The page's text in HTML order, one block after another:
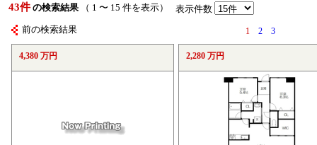
43件 の検索結果 （ 1 〜 15 件を表示） 表示件数
前の検索結果 1 2 3
4,380 万円 2,280 万円